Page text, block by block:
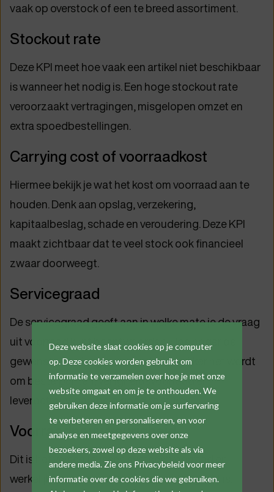
Deze website slaat cookies op je computer
op. Deze cookies worden gebruikt om
informatie te verzamelen over hoe je met onze
website omgaat en om je te onthouden. We
gebruiken deze informatie om je surfervaring
te verbeteren en personaliseren, en voor
analyse en meetgegevens over onze
bezoekers, zowel op deze website als via
andere media. Zie ons Privacybeleid voor meer
informatie over de cookies die we gebruiken.
vaak op overstock of een te breed assortiment.
Stockout rate
Deze KPI meet hoe vaak een artikel niet beschikbaar
is wanneer het nodig is. Een hoge stockout rate
veroorzaakt vertragingen, misgelopen omzet en
extra spoedbestellingen.
Carrying cost of voorraadkost
Hiermee bekijk je wat het kost om voorraad aan te
houden. Denk aan opslag, verzekering,
kapitaalbeslag, schade en veroudering. Deze KPI
maakt zichtbaar dat te veel stock ook financieel
zwaar doorweegt.
Servicegraad
De servicegraad geeft aan in welke mate je de vraag
uit voorraad kunt beantwoorden. Hoe hoger de
gewenste servicegraad, hoe belangrijker het wordt
om bestelpunten, veiligheidsvoorraad en
leverbetrouwbaarheid goed te sturen.
Voorraadnauwkeurigheid
Dit is het verschil tussen systeemvoorraad en
werkelijke voorraad. Als dat verschil te groot is,